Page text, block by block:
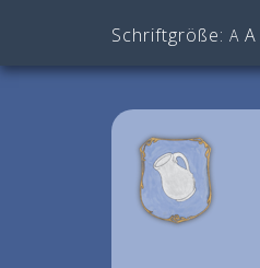
Schriftgröße: A A